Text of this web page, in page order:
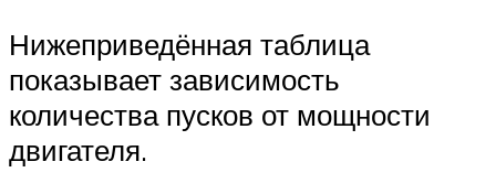
Нижеприведённая таблица
показывает зависимость
количества пусков от мощности
двигателя.